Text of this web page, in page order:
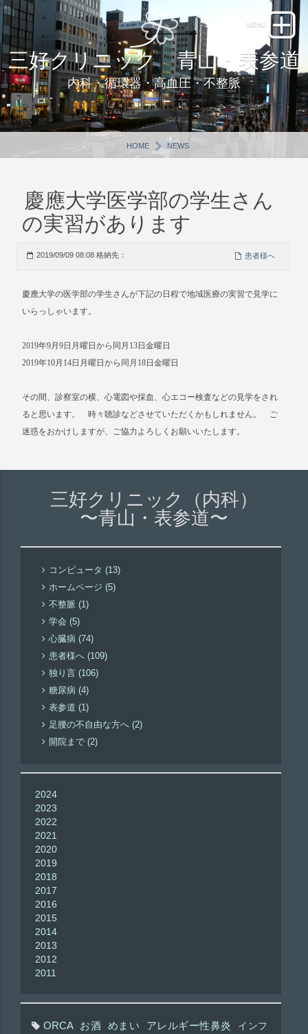
三好クリニック 青山・表参道
内科・循環器・高血圧・不整脈
HOME NEWS
慶應大学医学部の学生さん
の実習があります
2019/09/09 08:08 格納先： 患者様へ
慶應大学の医学部の学生さんが下記の日程で地域医療の実習で見学に
いらっしゃいます。
2019年9月9日月曜日から同月13日金曜日
2019年10月14日月曜日から同月18日金曜日
その間、診察室の横、心電図や採血、心エコー検査などの見学をされ
ると思います。 時々聴診などさせていただくかもしれません。 ご
迷惑をおかけしますが、ご協力よろしくお願いいたします。
三好クリニック（内科）
〜青山・表参道〜
コンピュータ (13)
ホームページ (5)
不整脈 (1)
学会 (5)
心臓病 (74)
患者様へ (109)
独り言 (106)
糖尿病 (4)
表参道 (1)
足腰の不自由な方へ (2)
開院まで (2)
2024
2023
2022
2021
2020
2019
2018
2017
2016
2015
2014
2013
2012
2011
ORCA お酒 めまい アレルギー性鼻炎
インフ